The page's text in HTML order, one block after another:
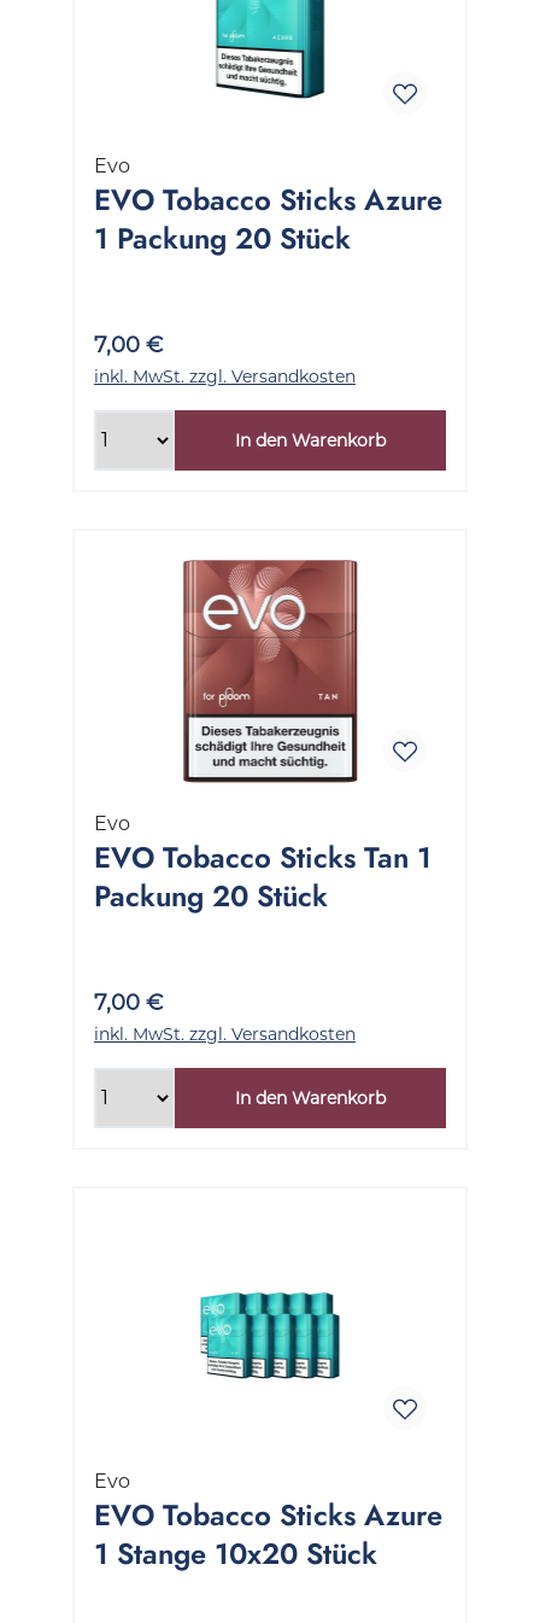
Evo
EVO Tobacco Sticks Azure
1 Packung 20 Stück
7,00 €
inkl. MwSt. zzgl. Versandkosten
In den Warenkorb
Evo
EVO Tobacco Sticks Tan 1
Packung 20 Stück
7,00 €
inkl. MwSt. zzgl. Versandkosten
In den Warenkorb
Evo
EVO Tobacco Sticks Azure
1 Stange 10x20 Stück